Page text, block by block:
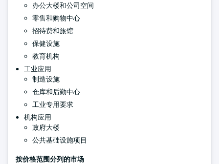
办公大楼和公司空间
零售和购物中心
招待费和旅馆
保健设施
教育机构
工业应用
制造设施
仓库和后勤中心
工业专用要求
机构应用
政府大楼
公共基础设施项目
按价格范围分列的市场